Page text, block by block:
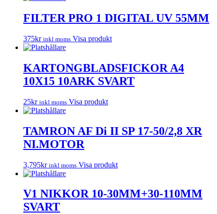
FILTER PRO 1 DIGITAL UV 55MM
375kr inkl moms Visa produkt
KARTONGBLADSFICKOR A4
10X15 10ARK SVART
25kr inkl moms Visa produkt
TAMRON AF Di II SP 17-50/2,8 XR
NI.MOTOR
3,795kr inkl moms Visa produkt
V1 NIKKOR 10-30MM+30-110MM
SVART